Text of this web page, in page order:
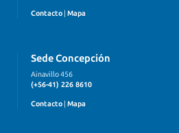
Contacto Mapa
Sede Concepción
Ainavillo 456
(+56-41) 226 8610
Contacto | Mapa